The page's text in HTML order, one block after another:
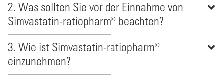
2. Was sollten Sie vor der Einnahme von
Simvastatin-ratiopharm® beachten?
3. Wie ist Simvastatin-ratiopharm®
einzunehmen?